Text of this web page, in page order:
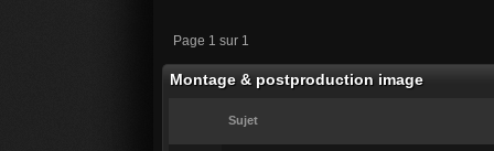
Page 1 sur 1
Montage & postproduction image
Sujet